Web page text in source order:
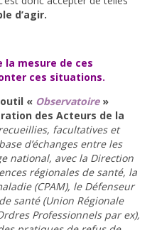
d’agir.
mesure de ces
ces situations.
« Observatoire »
des Acteurs de la
facultatives et
d’échanges entre les
national, avec la Direction
régionales de santé, la
(CPAM), le Défenseur
santé (Union Régionale
Professionnels par ex),